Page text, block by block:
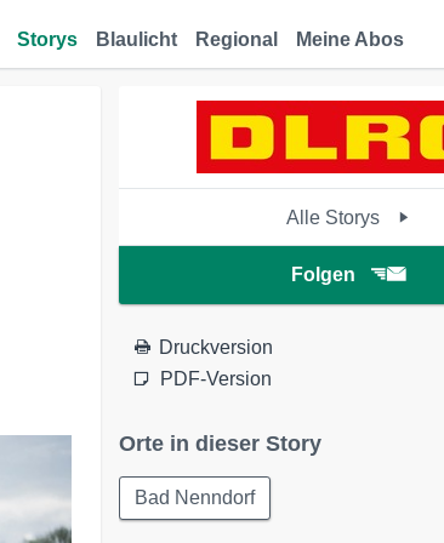
Storys Blaulicht Regional Meine Abos
Alle Storys
Folgen
Druckversion
PDF-Version
Orte in dieser Story
Bad Nenndorf